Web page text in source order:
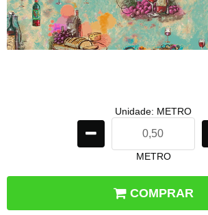
Unidade: METRO
METRO
COMPRAR